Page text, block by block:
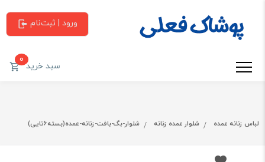
ورود | ثبت‌نام
سبد خرید0
لباس زنانه عمده شلوار عمده زنانه شلوار-بگ-بافت-زنانه-عمده(بسته6تایی)